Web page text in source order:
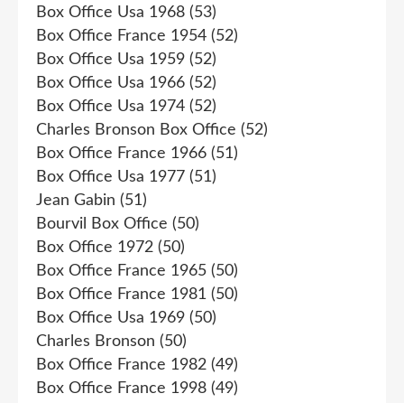
Box Office Usa 1968 (53)
Box Office France 1954 (52)
Box Office Usa 1959 (52)
Box Office Usa 1966 (52)
Box Office Usa 1974 (52)
Charles Bronson Box Office (52)
Box Office France 1966 (51)
Box Office Usa 1977 (51)
Jean Gabin (51)
Bourvil Box Office (50)
Box Office 1972 (50)
Box Office France 1965 (50)
Box Office France 1981 (50)
Box Office Usa 1969 (50)
Charles Bronson (50)
Box Office France 1982 (49)
Box Office France 1998 (49)